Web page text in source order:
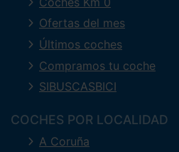
Ofertas del mes
Últimos coches
Compramos tu coche
SIBUSCASBICI
COCHES POR LOCALIDAD
A Coruña